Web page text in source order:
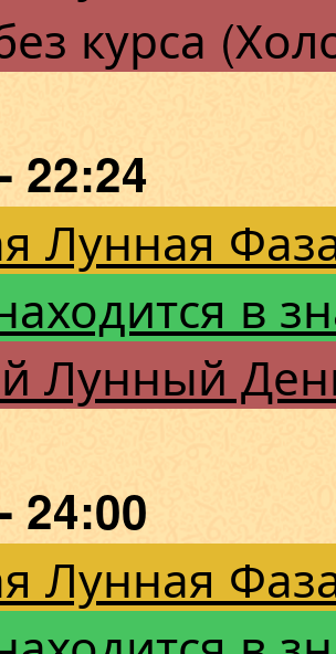
курса
22:24
Лунная
в
Лунный
24:00
Лунная